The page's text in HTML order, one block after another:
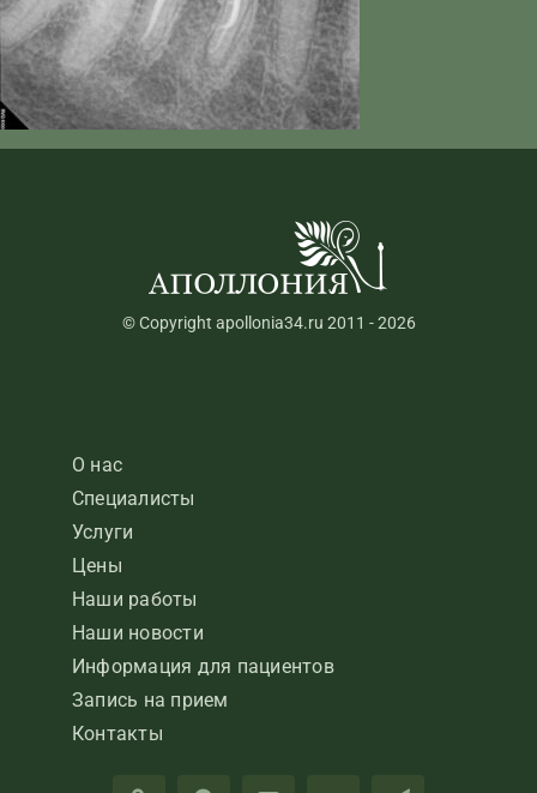
© Copyright apollonia34.ru 2011 - 2026
О нас
Специалисты
Услуги
Цены
Наши работы
Наши новости
Информация для пациентов
Запись на прием
Контакты